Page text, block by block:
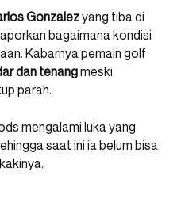
Gonzalezyang tiba di
bagaimana kondisi
Kabarnya pemain golf
dan tenangmeski
parah.
mengalami luka yang
saat ini ia belum bisa